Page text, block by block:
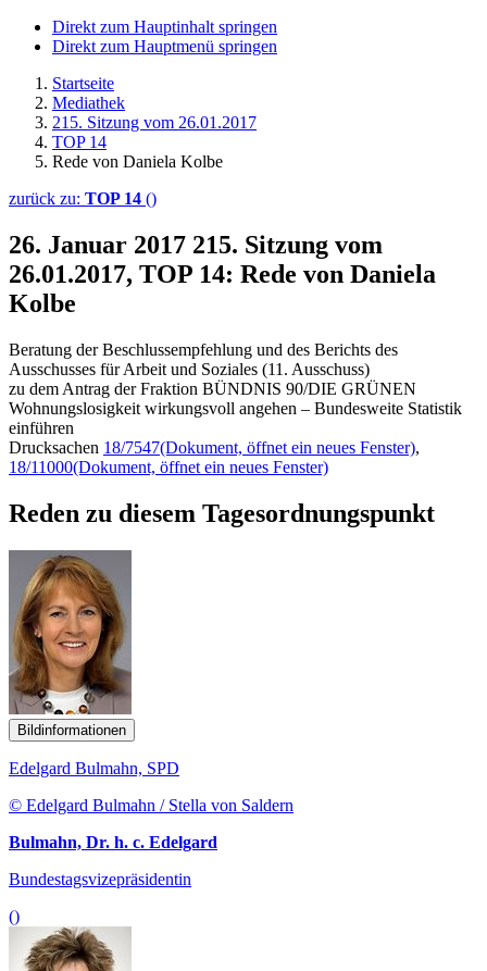
Direkt zum Hauptinhalt springen
Direkt zum Hauptmenü springen
Startseite
Mediathek
215. Sitzung vom 26.01.2017
TOP 14
Rede von Daniela Kolbe
zurück zu: TOP 14 ()
26. Januar 2017 215. Sitzung vom
26.01.2017, TOP 14: Rede von Daniela
Kolbe
Beratung der Beschlussempfehlung und des Berichts des
Ausschusses für Arbeit und Soziales (11. Ausschuss)
zu dem Antrag der Fraktion BÜNDNIS 90/DIE GRÜNEN
Wohnungslosigkeit wirkungsvoll angehen – Bundesweite Statistik
einführen
Drucksachen 18/7547(Dokument, öffnet ein neues Fenster),
18/11000(Dokument, öffnet ein neues Fenster)
Reden zu diesem Tagesordnungspunkt
Bildinformationen
Edelgard Bulmahn, SPD
© Edelgard Bulmahn / Stella von Saldern
Bulmahn, Dr. h. c. Edelgard
Bundestagsvizepräsidentin
()